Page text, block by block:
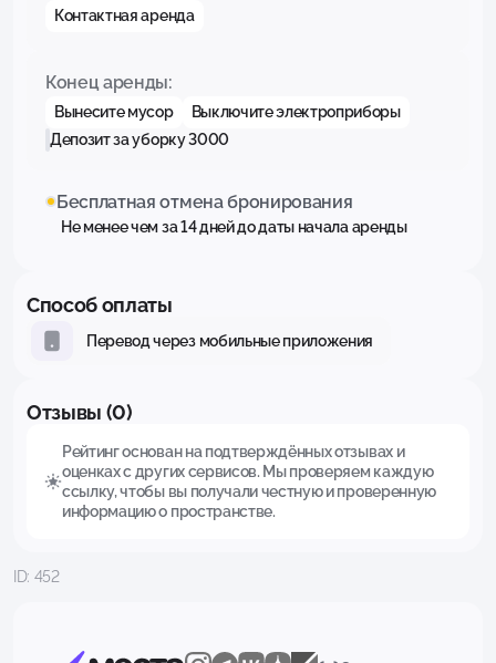
Контактная аренда
Конец аренды:
Вынесите мусор
Выключите электроприборы
Депозит за уборку 3000
Бесплатная отмена бронирования
Не менее чем за 14 дней до даты начала аренды
Способ оплаты
Перевод через мобильные приложения
Отзывы (0)
Рейтинг основан на подтверждённых отзывах и
оценках с других сервисов. Мы проверяем каждую
ссылку, чтобы вы получали честную и проверенную
информацию о пространстве.
ID: 452